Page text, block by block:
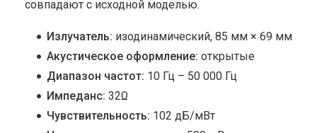
совпадают с исходной моделью.
Излучатель: изодинамический, 85 мм × 69 мм
Акустическое оформление: открытые
Диапазон частот: 10 Гц – 50 000 Гц
Импеданс: 32Ω
Чувствительность: 102 дБ/мВт